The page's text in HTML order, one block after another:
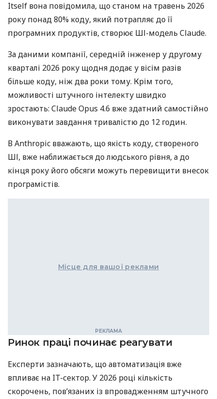
Itself вона повідомила, що станом на травень 2026
року понад 80% коду, який потрапляє до її
програмних продуктів, створює ШІ-модель Claude.
За даними компанії, середній інженер у другому
кварталі 2026 року щодня додає у вісім разів
більше коду, ніж два роки тому. Крім того,
можливості штучного інтелекту швидко
зростають: Claude Opus 4.6 вже здатний самостійно
виконувати завдання тривалістю до 12 годин.
В Anthropic вважають, що якість коду, створеного
ШІ, вже наближається до людського рівня, а до
кінця року його обсяги можуть перевищити внесок
програмістів.
Місце для вашої реклами
Ринок праці починає реагувати
Експерти зазначають, що автоматизація вже
впливає на IT-сектор. У 2026 році кількість
скорочень, пов’язаних із впровадженням штучного